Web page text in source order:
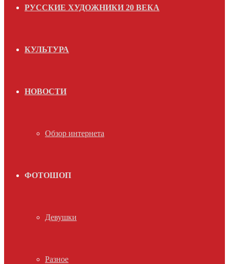
РУССКИЕ ХУДОЖНИКИ 20 ВЕКА
КУЛЬТУРА
НОВОСТИ
Обзор интернета
ФОТОШОП
Девушки
Разное